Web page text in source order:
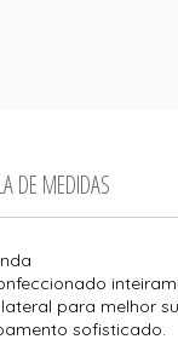
DE MEDIDAS
para melhor
sofisticado.